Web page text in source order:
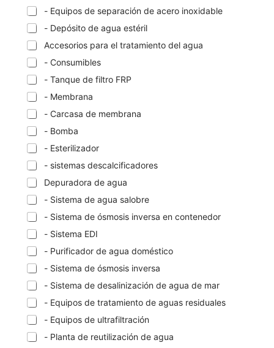
- Equipos de separación de acero inoxidable
- Depósito de agua estéril
Accesorios para el tratamiento del agua
- Consumibles
- Tanque de filtro FRP
- Membrana
- Carcasa de membrana
- Bomba
- Esterilizador
- sistemas descalcificadores
Depuradora de agua
- Sistema de agua salobre
- Sistema de ósmosis inversa en contenedor
- Sistema EDI
- Purificador de agua doméstico
- Sistema de ósmosis inversa
- Sistema de desalinización de agua de mar
- Equipos de tratamiento de aguas residuales
- Equipos de ultrafiltración
- Planta de reutilización de agua